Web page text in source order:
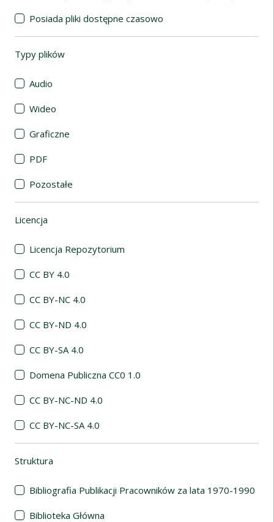
Posiada pliki dostępne czasowo
Typy plików
Audio
Wideo
Graficzne
PDF
Pozostałe
Licencja
Licencja Repozytorium
CC BY 4.0
CC BY-NC 4.0
CC BY-ND 4.0
CC BY-SA 4.0
Domena Publiczna CC0 1.0
CC BY-NC-ND 4.0
CC BY-NC-SA 4.0
Struktura
Bibliografia Publikacji Pracowników za lata 1970-1990
Biblioteka Główna